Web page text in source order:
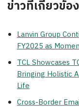
ข่าวที่เกี่ยวข้อง
Lanvin Group
FY2025 as
TCL Showcases
Bringing Holistic
Life
Cross-Border